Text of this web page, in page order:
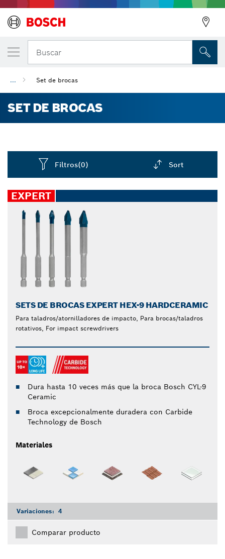
Buscar
... Set de brocas
SET DE BROCAS
Filtros(0) Sort
closed
EXPERT
SETS DE BROCAS EXPERT HEX-9 HARDCERAMIC
Para taladros/atornilladores de impacto, Para brocas/taladros
rotativos, For impact screwdrivers
Dura hasta 10 veces más que la broca Bosch CYL-9
Ceramic
Broca excepcionalmente duradera con Carbide
Technology de Bosch
Materiales
Variaciones: 4
Comparar producto